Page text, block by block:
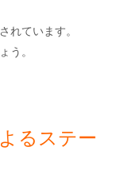
れています。
う。
るステー